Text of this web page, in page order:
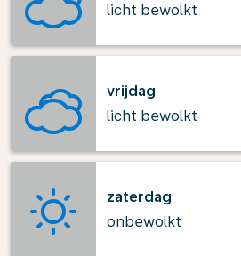
licht bewolkt
vrijdag
licht bewolkt
zaterdag
onbewolkt